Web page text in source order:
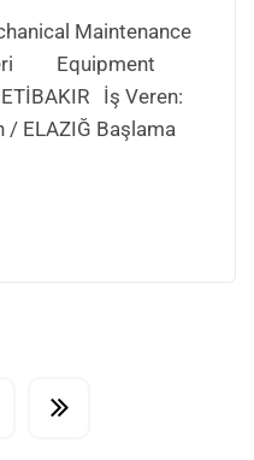
Maintenance
Equipment
İş Veren:
/ ELAZIĞ Başlama